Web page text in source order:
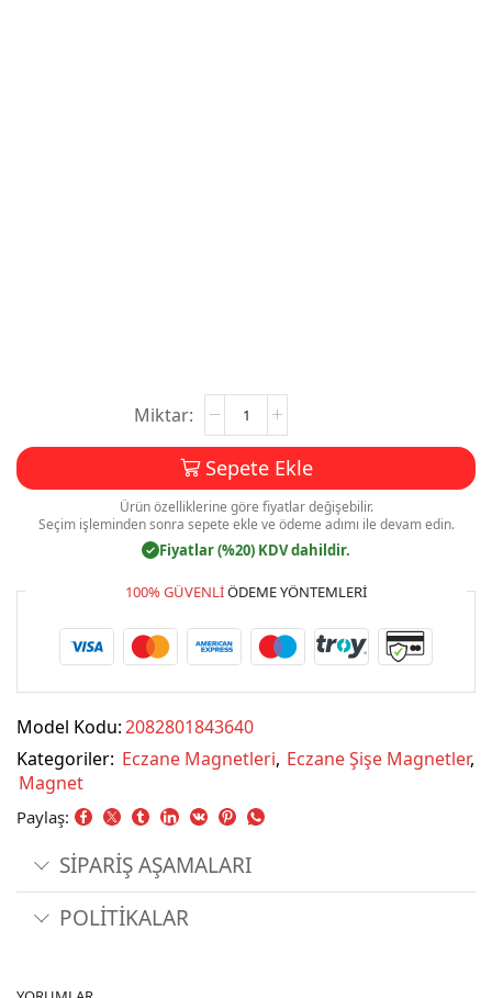
Eczane
Magnet
Baskı
(Şişe
Magnet)
Mdl:M003
adet
Sepete Ekle
Ürün özelliklerine göre fiyatlar değişebilir.
Seçim işleminden sonra sepete ekle ve ödeme adımı ile devam edin.
✓ Fiyatlar (%20) KDV dahildir.
100% GÜVENLIÖDEME YÖNTEMLERI
Model Kodu:2082801843640
Kategoriler: Eczane Magnetleri, Eczane Şişe Magnetler,
Magnet
Paylaş:
SİPARİŞ AŞAMALARI
POLİTİKALAR